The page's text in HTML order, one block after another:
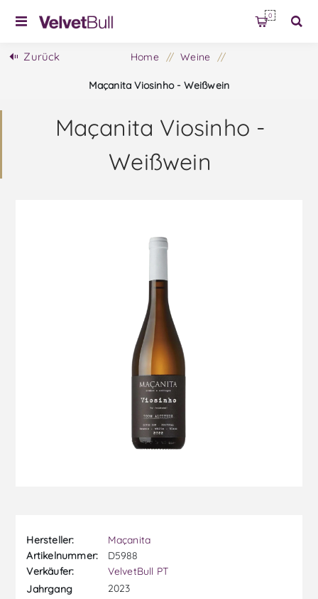
0
Zurück Home / Weine /
Maçanita Viosinho - Weißwein
Maçanita Viosinho -
Weißwein
Hersteller:
Maçanita
Artikelnummer:
D5988
Verkäufer:
VelvetBull PT
Jahrgang
2023